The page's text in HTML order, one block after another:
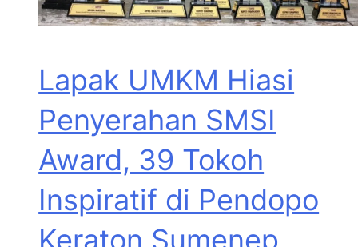
Lapak UMKM Hiasi
Penyerahan SMSI
Award, 39 Tokoh
Inspiratif di Pendopo
Keraton Sumenep